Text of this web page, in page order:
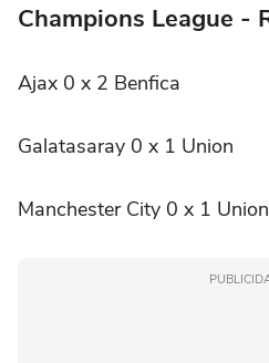
Champions League -
Ajax 0 x 2 Benfica
Galatasaray 0 x 1 Union
Manchester City 0 x 1 Union